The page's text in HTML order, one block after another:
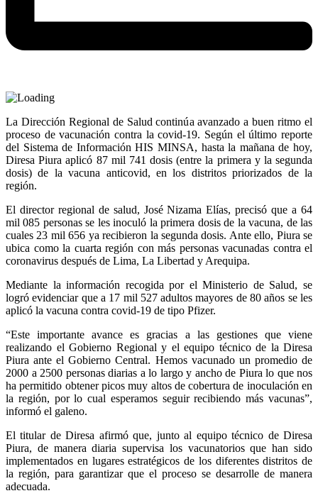
La Dirección Regional de Salud continúa avanzado a buen ritmo el
proceso de vacunación contra la covid-19. Según el último reporte
del Sistema de Información HIS MINSA, hasta la mañana de hoy,
Diresa Piura aplicó 87 mil 741 dosis (entre la primera y la segunda
dosis) de la vacuna anticovid, en los distritos priorizados de la
región.
El director regional de salud, José Nizama Elías, precisó que a 64
mil 085 personas se les inoculó la primera dosis de la vacuna, de las
cuales 23 mil 656 ya recibieron la segunda dosis. Ante ello, Piura se
ubica como la cuarta región con más personas vacunadas contra el
coronavirus después de Lima, La Libertad y Arequipa.
Mediante la información recogida por el Ministerio de Salud, se
logró evidenciar que a 17 mil 527 adultos mayores de 80 años se les
aplicó la vacuna contra covid-19 de tipo Pfizer.
“Este importante avance es gracias a las gestiones que viene
realizando el Gobierno Regional y el equipo técnico de la Diresa
Piura ante el Gobierno Central. Hemos vacunado un promedio de
2000 a 2500 personas diarias a lo largo y ancho de Piura lo que nos
ha permitido obtener picos muy altos de cobertura de inoculación en
la región, por lo cual esperamos seguir recibiendo más vacunas”,
informó el galeno.
El titular de Diresa afirmó que, junto al equipo técnico de Diresa
Piura, de manera diaria supervisa los vacunatorios que han sido
implementados en lugares estratégicos de los diferentes distritos de
la región, para garantizar que el proceso se desarrolle de manera
adecuada.